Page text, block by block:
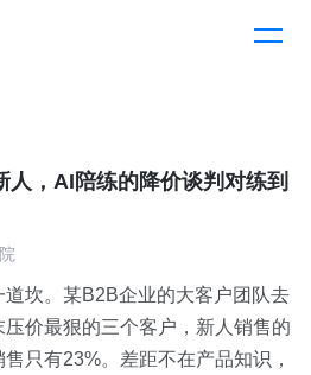
人，AI陪练的降价谈判对练到
坎。某B2B企业的大客户团队去
价最狠的三个客户，新人销售的
只有23%。差距不在产品知识，